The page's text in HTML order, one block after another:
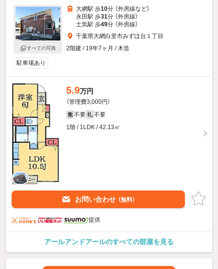
すべての写真
大網駅 歩10分 （外房線など）
永田駅 歩31分 （外房線）
土気駅 歩49分 （外房線）
千葉県大網白里市みずほ台１丁目
2階建 / 19年7ヶ月 / 木造
駐車場あり
5.9万円
（管理費3,000円）
敷 不要 礼 不要
1階 / 1LDK / 42.13㎡
お問い合わせ （無料）
提供
アールアンドアールのすべての部屋を見る